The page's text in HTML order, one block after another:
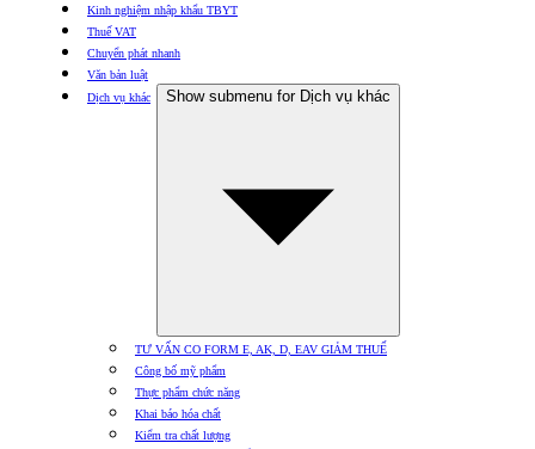
Kinh nghiệm nhập khẩu TBYT
Thuế VAT
Chuyển phát nhanh
Văn bản luật
Dịch vụ khác
Show submenu for Dịch vụ khác
TƯ VẤN CO FORM E, AK, D, EAV GIẢM THUẾ
Công bố mỹ phẩm
Thực phẩm chức năng
Khai báo hóa chất
Kiểm tra chất lượng